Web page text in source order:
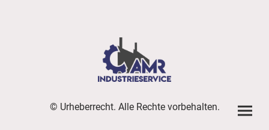
© Urheberrecht. Alle Rechte vorbehalten.